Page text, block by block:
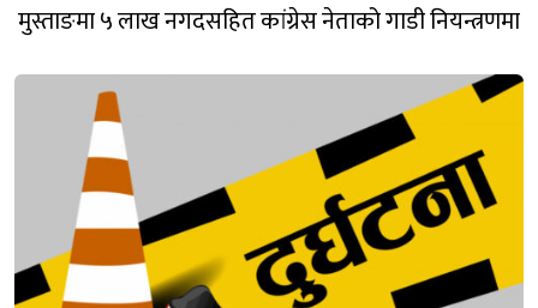
मुस्ताङमा ५ लाख नगदसहित कांग्रेस नेताको गाडी नियन्त्रणमा